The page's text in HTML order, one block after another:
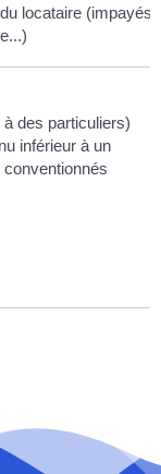
locataire (impayés,
des particuliers)
inférieur à un